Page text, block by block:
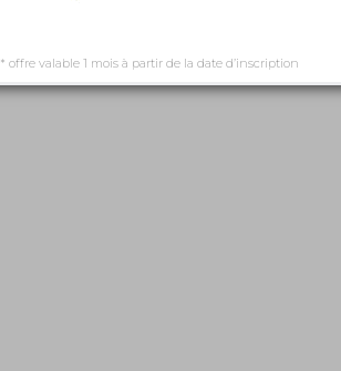
* offre valable 1 mois à partir de la date d’inscription